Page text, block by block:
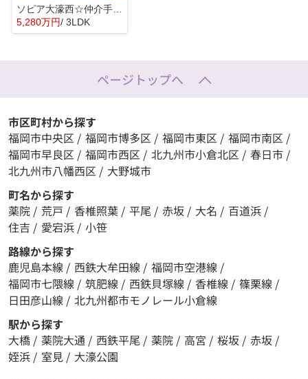
ソピア大濠西☆仲介手数料無料☆
5,280万円/ 3LDK
ページトップへ
市区町村から探す
福岡市中央区 / 福岡市博多区 / 福岡市東区 / 福岡市南区 /
福岡市早良区 / 福岡市西区 / 北九州市小倉北区 / 春日市 /
北九州市八幡西区 / 大野城市
町名から探す
薬院 / 荒戸 / 香椎照葉 / 平尾 / 赤坂 / 大名 / 百道浜 /
住吉 / 愛宕浜 / 小笹
路線から探す
鹿児島本線 / 西鉄大牟田線 / 福岡市空港線 /
福岡市七隈線 / 筑肥線 / 西鉄貝塚線 / 香椎線 / 篠栗線 /
日田彦山線 / 北九州都市モノレール小倉線
駅から探す
大橋 / 薬院大通 / 西鉄平尾 / 薬院 / 高宮 / 桜坂 / 赤坂 /
姪浜 / 室見 / 大濠公園